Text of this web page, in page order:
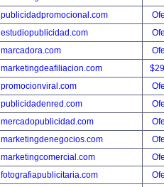
publicidadpromocional.com
estudiopublicidad.com
marcadora.com
marketingdeafiliacion.com
promocionviral.com
publicidadenred.com
mercadopublicidad.com
marketingdenegocios.com
marketingcomercial.com
fotografiapublicitaria.com